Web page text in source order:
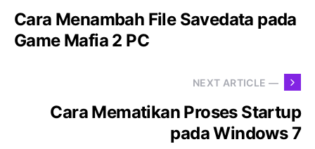
Cara Menambah File Savedata pada
Game Mafia 2 PC
NEXT ARTICLE —
Cara Mematikan Proses Startup
pada Windows 7